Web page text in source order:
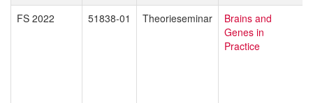
FS 2022
51838-01 Theorieseminar
Brains and
Genes in
Practice